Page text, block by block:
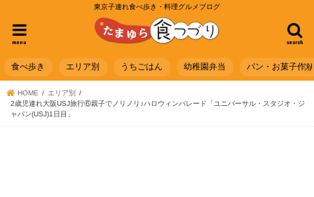
東京子連れ食べ歩き・料理グルメブログ
search
menu
食べ歩き エリア別 うちごはん 幼稚園弁当 パン・お菓子作り
HOME
エリア別
2歳児連れ大阪USJ旅行⑥親子でノリノリ♪ハロウィンパレード「ユニバーサル・スタジオ・ジ
ャパン(USJ)1日目」